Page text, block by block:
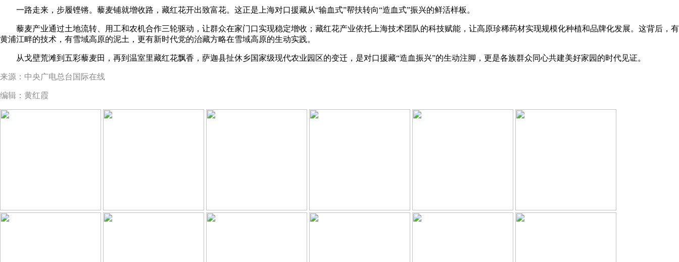
一路走来，步履铿锵。藜麦铺就增收路，藏红花开出致富花。这正是上海对口援藏从“输血式”帮扶转向“造血式”振兴的鲜活样板。
藜麦产业通过土地流转、用工和农机合作三轮驱动，让群众在家门口实现稳定增收；藏红花产业依托上海技术团队的科技赋能，让高原珍稀药材实现规模化种植和品牌化发展。这背后，有
黄浦江畔的技术，有雪域高原的泥土，更有新时代党的治藏方略在雪域高原的生动实践。
从戈壁荒滩到五彩藜麦田，再到温室里藏红花飘香，萨迦县扯休乡国家级现代农业园区的变迁，是对口援藏“造血振兴”的生动注脚，更是各族群众同心共建美好家园的时代见证。
来源：中央广电总台国际在线
编辑：黄红霞